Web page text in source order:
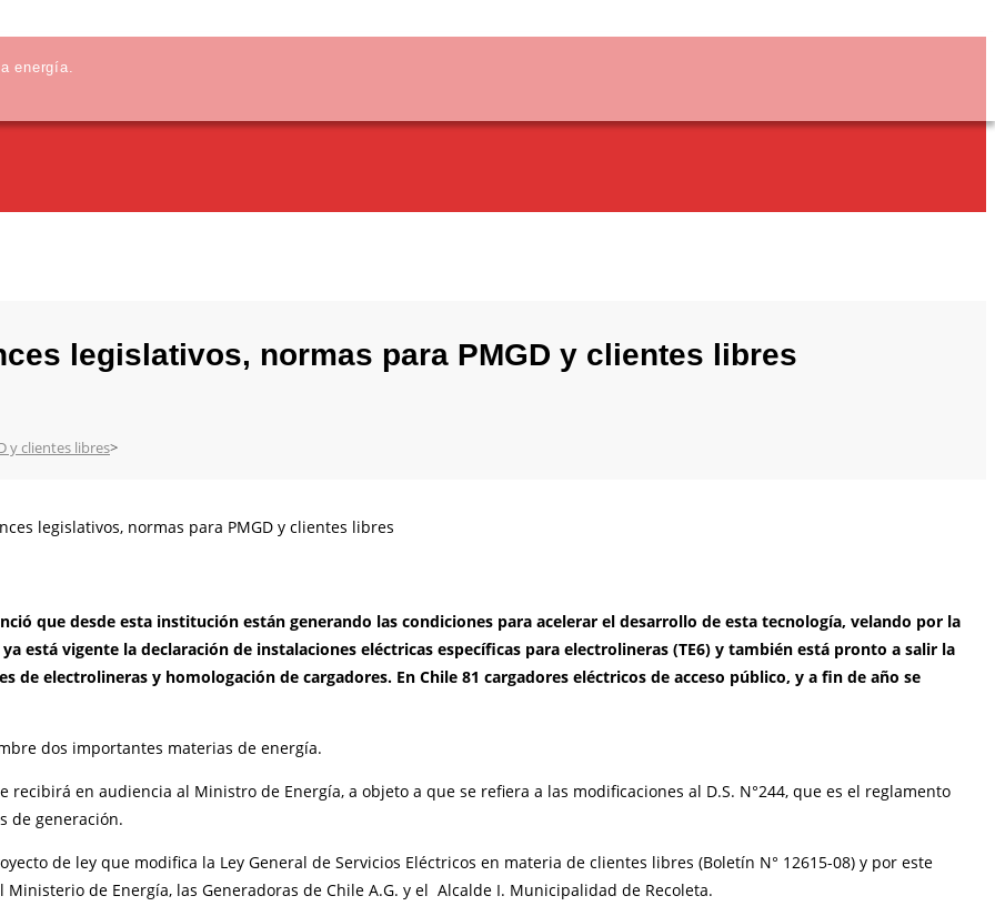
energía.
legislativos, normas para PMGD y clientes libres
y clientes libres>
que desde esta institución están generando las condiciones para acelerar el desarrollo de esta tecnología, velando por la
está vigente la declaración de instalaciones eléctricas específicas para electrolineras (TE6) y también está pronto a salir la
electrolineras y homologación de cargadores. En Chile 81 cargadores eléctricos de acceso público, y a fin de año se
dos importantes materias de energía.
recibirá en audiencia al Ministro de Energía, a objeto a que se refiera a las modificaciones al D.S. N°244, que es el reglamento
de generación.
de ley que modifica la Ley General de Servicios Eléctricos en materia de clientes libres (Boletín N° 12615-08) y por este
de Energía, las Generadoras de Chile A.G. y el Alcalde I. Municipalidad de Recoleta.